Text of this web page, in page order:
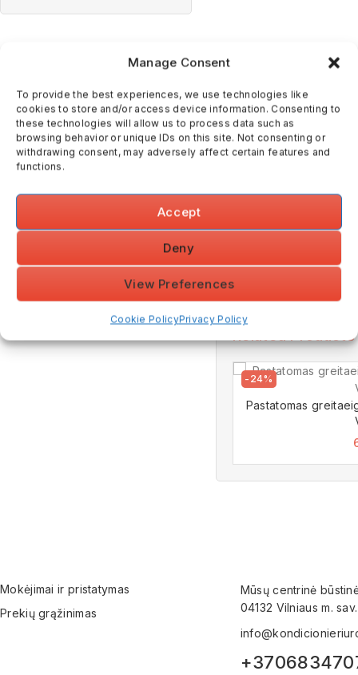
Manage Consent
To provide the best experiences, we use technologies like
cookies to store and/or access device information. Consenting to
these technologies will allow us to process data such as
browsing behavior or unique IDs on this site. Not consenting or
withdrawing consent, may adversely affect certain features and
functions.
Accept
Deny
View Preferences
Cookie PolicyPrivacy Policy
Description
Emaliuota talpa,
Magnio anodas
Poliuretano putų
Jungė (viršuje) su
Related Products
-24%
Pastatomas
Mokėjimai ir pristatymas
Prekių grąžinimas
Mūsų centrinė
04132 Vilniaus m. sav.